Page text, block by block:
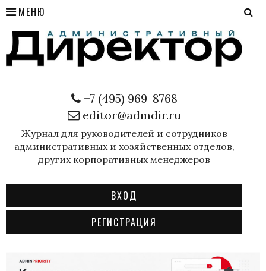
МЕНЮ
+7 (495) 969-8768
editor@admdir.ru
Журнал для руководителей и сотрудников
административных и хозяйственных отделов,
других корпоративных менеджеров
ВХОД
РЕГИСТРАЦИЯ